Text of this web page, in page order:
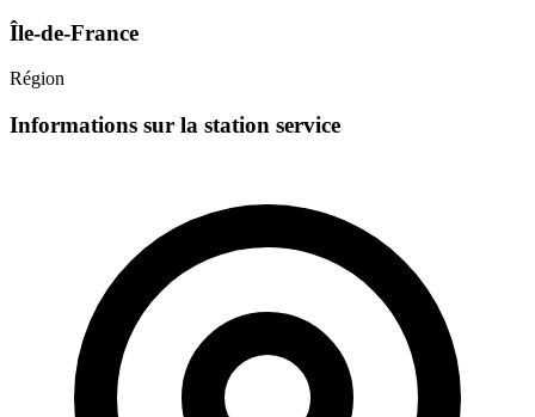
Île-de-France
Région
Informations sur la station service